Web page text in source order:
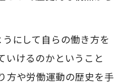
にして自らの働き方を
いけるのかということ
方や労働運動の歴史を手